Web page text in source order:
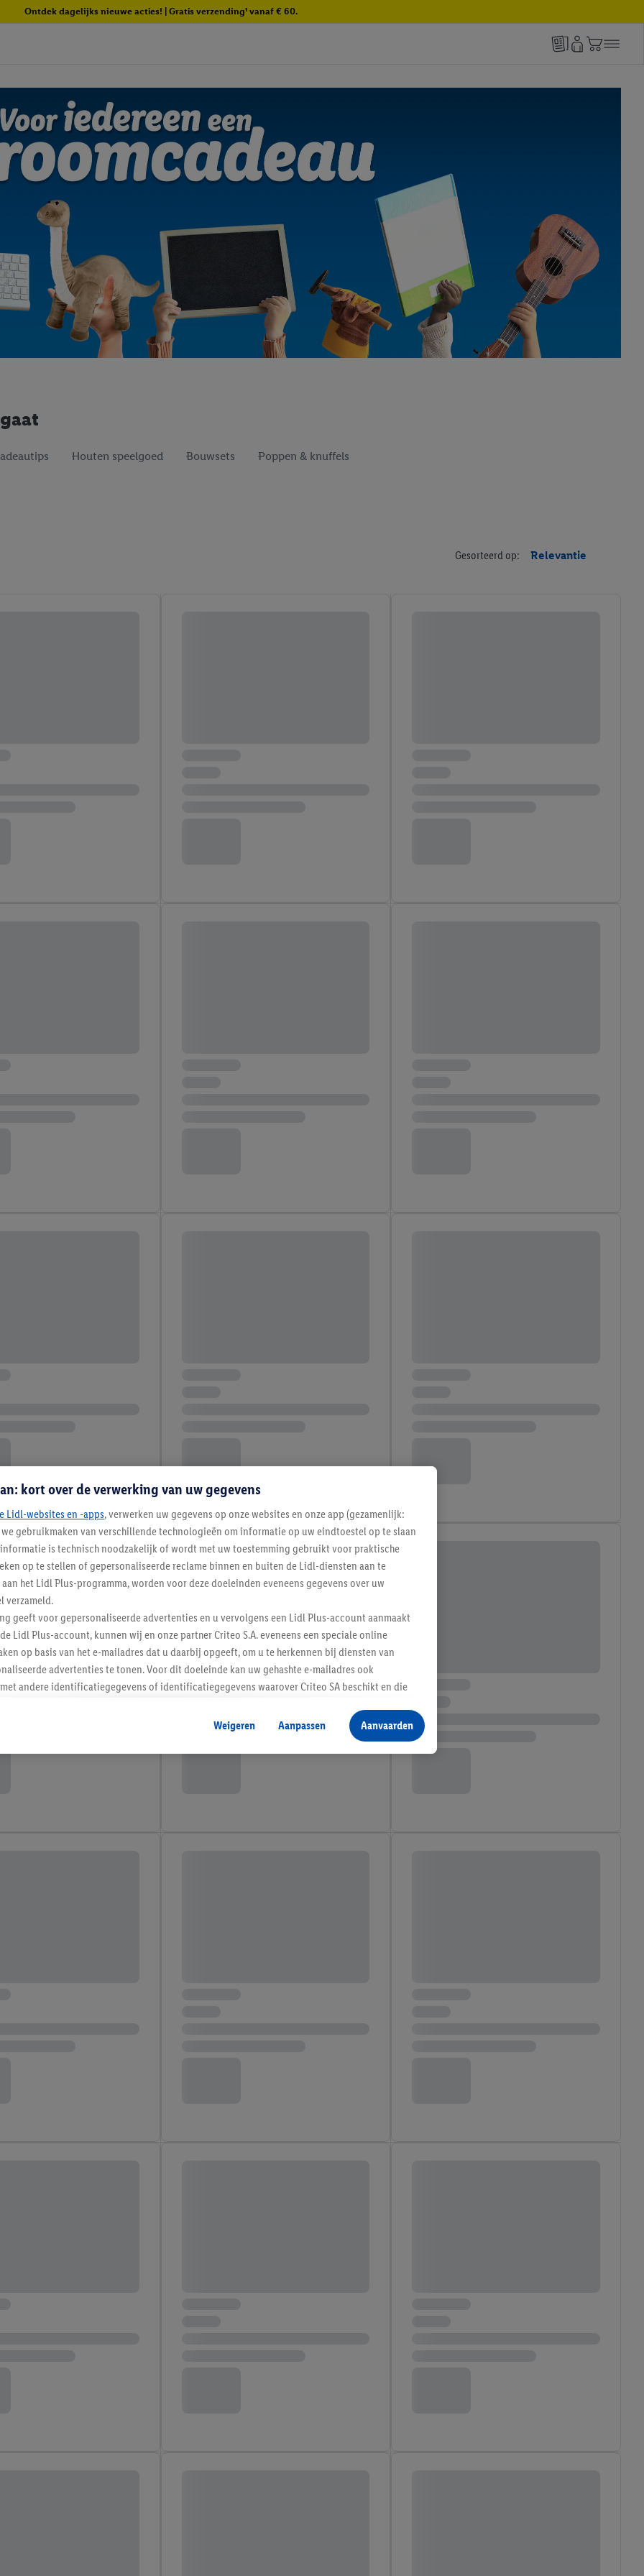
Ontdek dagelijks nieuwe acties! | Gratis verzending¹ vanaf € 60.
Houten speelgoed Bouwsets Poppen & knuffels
Gesorteerd op: Relevantie
kort over de verwerking van uw gegevens
Lidl-websites en -apps, verwerken uw gegevens op onze websites en onze app (gezamenlijk:
gebruikmaken van verschillende technologieën om informatie op uw eindtoestel op te slaan
is technisch noodzakelijk of wordt met uw toestemming gebruikt voor praktische
op te stellen of gepersonaliseerde reclame binnen en buiten de Lidl-diensten aan te
het Lidl Plus-programma, worden voor deze doeleinden eveneens gegevens over uw
verzameld.
geeft voor gepersonaliseerde advertenties en u vervolgens een Lidl Plus-account aanmaakt
Lidl Plus-account, kunnen wij en onze partner Criteo S.A. eveneens een speciale online
op basis van het e-mailadres dat u daarbij opgeeft, om u te herkennen bij diensten van
advertenties te tonen. Voor dit doeleinde kan uw gehashte e-mailadres ook
andere identificatiegegevens of identificatiegegevens waarover Criteo SA beschikt en die
kunnen advertenties in het kader van retargeting, d.w.z. advertenties voor producten waarin
(bijvoorbeeld door het product in de webshop aan uw winkelmandje toe te voegen, maar het
apparaten en verschillende Lidl-diensten worden weergegeven als er met behulp
Weigeren Aanpassen Aanvaarden